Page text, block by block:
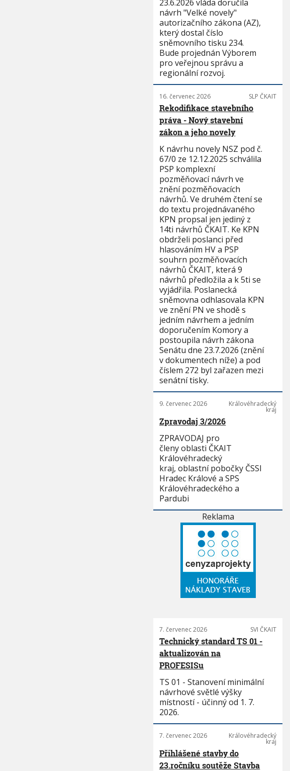
23.6.2026 vláda doručila
návrh "Velké novely"
autorizačního zákona (AZ),
který dostal číslo
sněmovního tisku 234.
Bude projednán Výborem
pro veřejnou správu a
regionální rozvoj.
16. červenec 2026 SLP ČKAIT
Rekodifikace stavebního
práva - Nový stavební
zákon a jeho novely
K návrhu novely NSZ pod č.
67/0 ze 12.12.2025 schválila
PSP komplexní
pozměňovací návrh ve
znění pozměňovacích
návrhů. Ve druhém čtení se
do textu projednávaného
KPN propsal jen jediný z
14ti návrhů ČKAIT. Ke KPN
obdrželi poslanci před
hlasováním HV a PSP
souhrn pozměňovacích
návrhů ČKAIT, která 9
návrhů předložila a k 5ti se
vyjádřila. Poslanecká
sněmovna odhlasovala KPN
ve znění PN ve shodě s
jedním návrhem a jedním
doporučením Komory a
postoupila návrh zákona
Senátu dne 23.7.2026 (znění
v dokumentech níže) a pod
číslem 272 byl zařazen mezi
senátní tisky.
9. červenec 2026 Královéhradecký
kraj
Zpravodaj 3/2026
ZPRAVODAJ pro
členy oblasti ČKAIT
Královéhradecký
kraj, oblastní pobočky ČSSI
Hradec Králové a SPS
Královéhradeckého a
Pardubi
Reklama
7. červenec 2026 SVI ČKAIT
Technický standard TS 01 -
aktualizován na
PROFESISu
TS 01 - Stanovení minimální
návrhové světlé výšky
místností - účinný od 1. 7.
2026.
7. červenec 2026 Královéhradecký
kraj
Přihlášené stavby do
23.ročníku soutěže Stavba